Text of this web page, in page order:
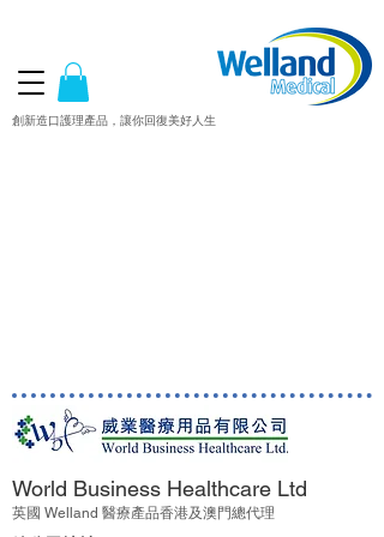
創新造口護理產品，讓你回復美好人生
World Business Healthcare Ltd
英國 Welland 醫療產品香港及澳門總代理